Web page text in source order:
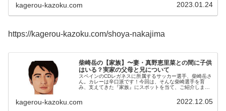
kagerou-kazoku.com 2023.01.24
https://kagerou-kazoku.com/shoya-nakajima
柴崎岳の【家族】〜妻・真野恵里菜との間に子供
はいる？実家の父母と兄について
スペインのCDレガネスに所属するサッカー選手、柴崎岳さ
ん。カレーは辛口派です！今回は、そんな柴崎選手を育
み、支えてきた『家族』にスポットを当て、ご紹介しま
kagerou-kazoku.com 2022.12.05